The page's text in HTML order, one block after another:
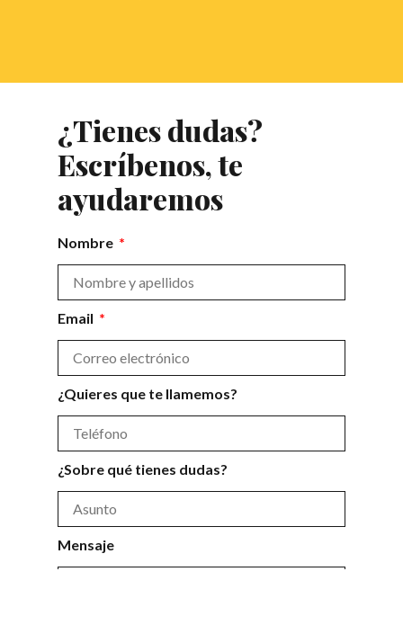
¿Tienes dudas?
Escríbenos, te
ayudaremos
Nombre
Email
¿Quieres que te llamemos?
¿Sobre qué tienes dudas?
Mensaje